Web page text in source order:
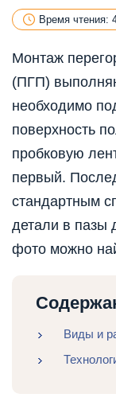
Время чтения:
Монтаж
(ПГП)
необходимо
поверхность
пробковую
первый.
стандартным
детали в пазы
фото можно
Виды и